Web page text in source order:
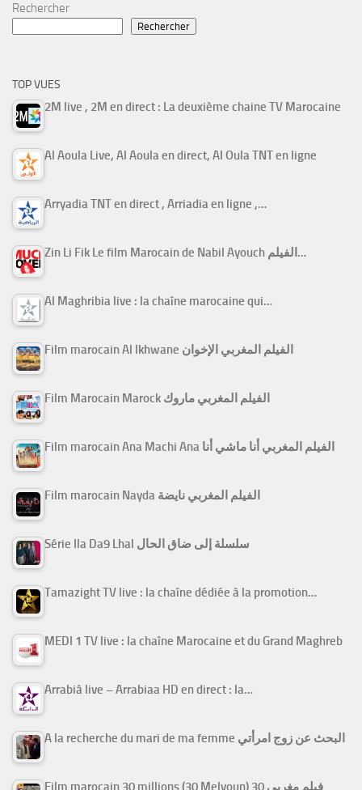
Rechercher
Rechercher
TOP VUES
2M live , 2M en direct : La deuxième chaine TV Marocaine
Al Aoula Live, Al Aoula en direct, Al Oula TNT en ligne
Arryadia TNT en direct , Arriadia en ligne ,…
Zin Li Fik Le film Marocain de Nabil Ayouch الفيلم…
Al Maghribia live : la chaîne marocaine qui…
Film marocain Al Ikhwane الفيلم المغربي الإخوان
Film Marocain Marock الفيلم المغربي ماروك
Film marocain Ana Machi Ana الفيلم المغربي أنا ماشي أنا
Film marocain Nayda الفيلم المغربي نايضة
Série Ila Da9 Lhal سلسلة إلى ضاق الحال
Tamazight TV live : la chaîne dédiée à la promotion…
MEDI 1 TV live : la chaîne Marocaine et du Grand Maghreb
Arrabiâ live – Arrabiaa HD en direct : la…
A la recherche du mari de ma femme البحث عن زوج امرأتي
Film marocain 30 millions (30 Melyoun) فيلم مغربي 30